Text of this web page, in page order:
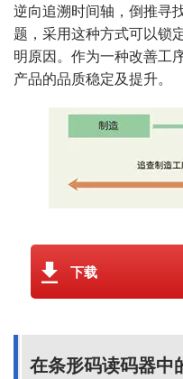
逆向追溯时间轴，倒推寻
题，采用这种方式可以锁
明原因。作为一种改善工
产品的品质稳定及提升。
下载
在条形码读码器中